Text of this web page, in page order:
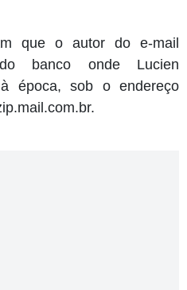
que o autor do e-mail
banco onde Lucien
época, sob o endereço